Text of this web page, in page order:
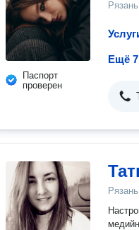
Паспорт
проверен
Рязань
Ещё 7
Рязань
медийная,